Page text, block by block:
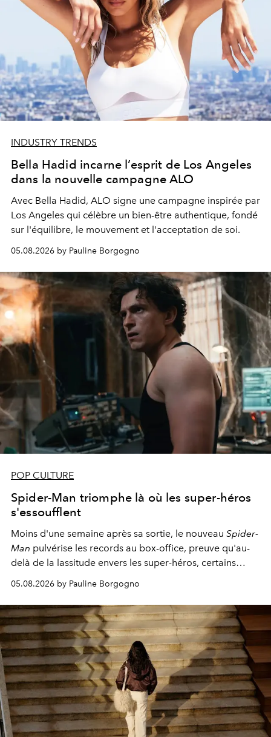
INDUSTRY TRENDS
Bella Hadid incarne l’esprit de Los Angeles
dans la nouvelle campagne ALO
Avec Bella Hadid, ALO signe une campagne inspirée par
Los Angeles qui célèbre un bien-être authentique, fondé
sur l'équilibre, le mouvement et l'acceptation de soi.
05.08.2026 by Pauline Borgogno
POP CULTURE
Spider-Man triomphe là où les super-héros
s'essoufflent
Moins d'une semaine après sa sortie, le nouveau Spider-
Man pulvérise les records au box-office, preuve qu'au-
delà de la lassitude envers les super-héros, certains
personnages continuent de susciter une ferveur intacte.
05.08.2026 by Pauline Borgogno